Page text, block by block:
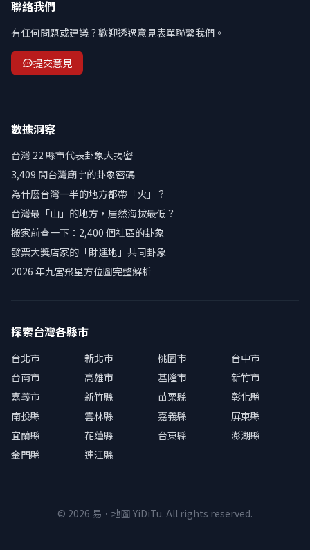
聯絡我們
有任何問題或建議？歡迎透過意見表單聯繫我們。
提交意見
數據洞察
台灣 22 縣市代表卦象大揭密
3,409 間台灣廟宇的卦象密碼
為什麼台灣一半的地方都帶「火」？
台灣最「山」的地方，居然海拔最低？
搬家前查一下：2,400 個社區的卦象
發票大獎店家的「財運地」共同卦象
2026 年九宮飛星方位圖完整解析
探索台灣各縣市
台北市 新北市 桃園市
台中市
台南市
高雄市 基隆市
新竹市
嘉義市
新竹縣 苗栗縣
彰化縣
南投縣
雲林縣 嘉義縣
屏東縣
宜蘭縣
花蓮縣 台東縣
澎湖縣
金門縣
連江縣
© 2026 易．地圖 YiDiTu. All rights reserved.